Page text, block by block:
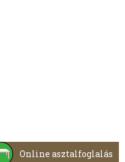
Online asztalfoglalás